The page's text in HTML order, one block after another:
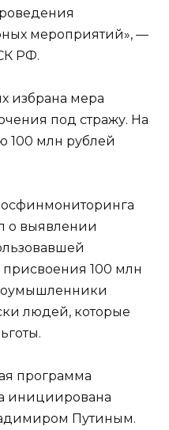
мероприятий», —
РФ.
избрана мера
под стражу. На
100 млн рублей
о выявлении
100 млн
людей, которые
программа
инициирована
Путиным.